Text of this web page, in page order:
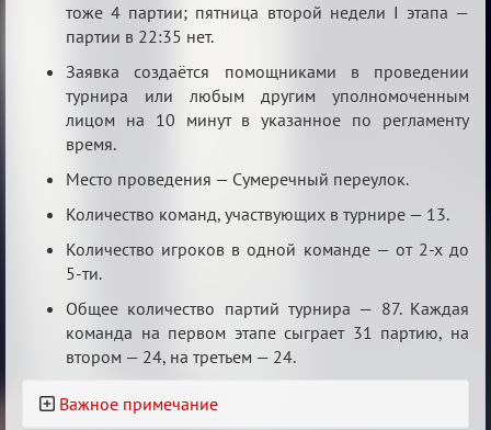
тоже 4 партии; пятница второй недели I этапа —
партии в 22:35 нет.
Заявка создаётся помощниками в проведении
турнира или любым другим уполномоченным
лицом на 10 минут в указанное по регламенту
время.
Место проведения — Сумеречный переулок.
Количество команд, участвующих в турнире — 13.
Количество игроков в одной команде — от 2-х до
5-ти.
Общее количество партий турнира — 87. Каждая
команда на первом этапе сыграет 31 партию, на
втором — 24, на третьем — 24.
Важное примечание